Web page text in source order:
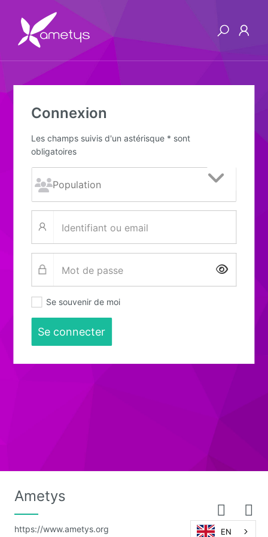
Connexion
Les champs suivis d'un astérisque * sont
obligatoires
Afficher
Se souvenir de moi
Se connecter
Ametys
https://www.ametys.org EN